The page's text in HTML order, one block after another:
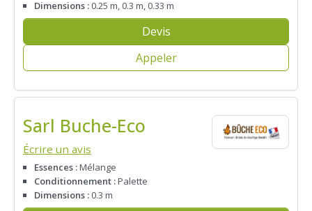
Dimensions : 0.25 m, 0.3 m, 0.33 m
Devis
Appeler
Sarl Buche-Eco
Écrire un avis
Essences :Mélange
Conditionnement :Palette
Dimensions : 0.3 m